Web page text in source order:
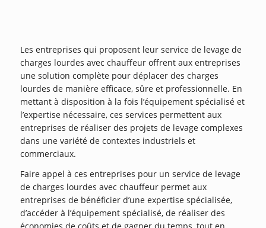
LEVAGE INTELLIGENTS ET
CONNECTÉS POUR UNE GESTION
EFFICACE DES CHARGES LOURDES
LIRE LA SUITE
Les entreprises qui proposent leur service de levage de
charges lourdes avec chauffeur offrent aux entreprises
une solution complète pour déplacer des charges
lourdes de manière efficace, sûre et professionnelle. En
mettant à disposition à la fois l’équipement spécialisé et
l’expertise nécessaire, ces services permettent aux
entreprises de réaliser des projets de levage complexes
dans une variété de contextes industriels et
commerciaux.
Faire appel à ces entreprises pour un service de levage
de charges lourdes avec chauffeur permet aux
entreprises de bénéficier d’une expertise spécialisée,
d’accéder à l’équipement spécialisé, de réaliser des